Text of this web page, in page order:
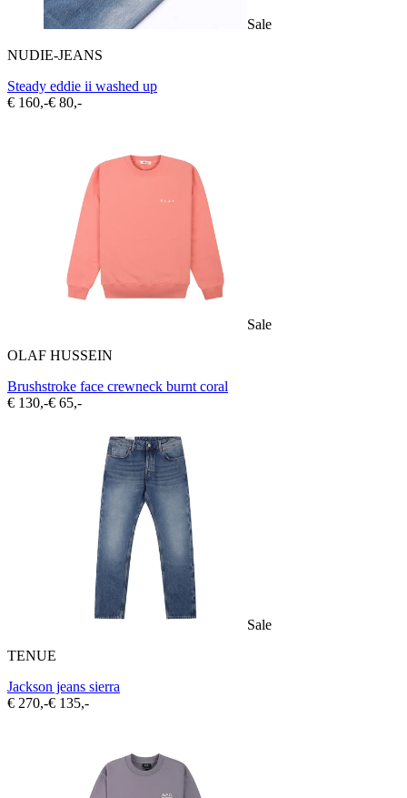
Sale
NUDIE-JEANS
Steady eddie ii washed up
€ 160,-€ 80,-
Sale
OLAF HUSSEIN
Brushstroke face crewneck burnt coral
€ 130,-€ 65,-
Sale
TENUE
Jackson jeans sierra
€ 270,-€ 135,-